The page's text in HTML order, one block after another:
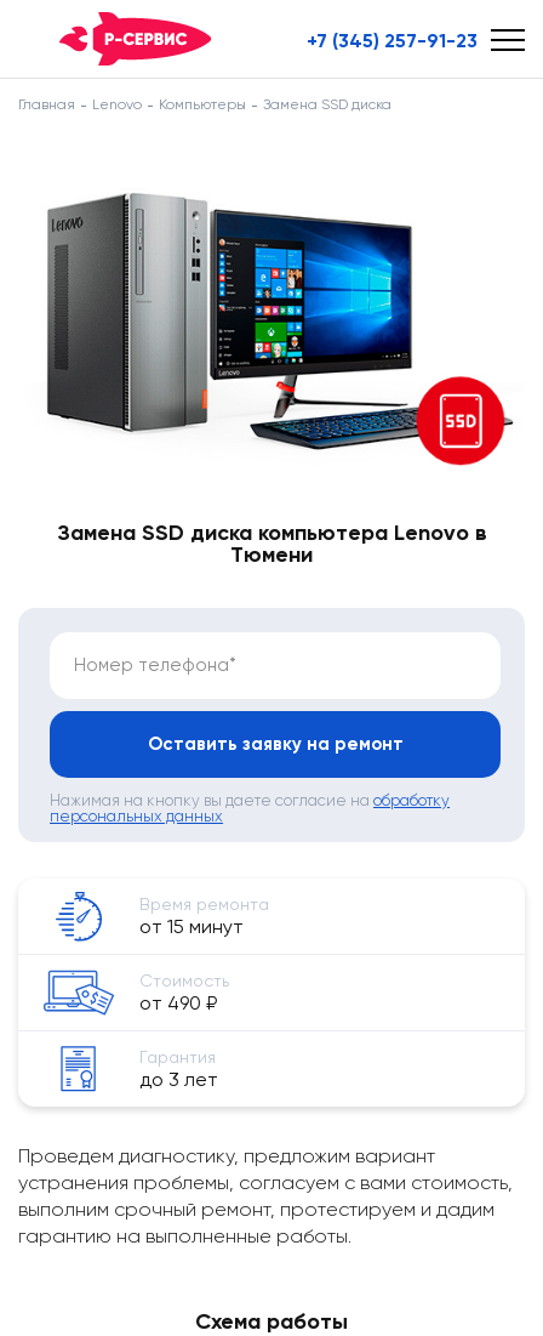
+7 (345) 257-91-23
Главная Lenovo Компьютеры Замена SSD диска
Замена SSD диска компьютера Lenovo в
Тюмени
Номер телефона*
Оставить заявку на ремонт
Нажимая на кнопку вы даете согласие на обработку
персональных данных
Время ремонта
от 15 минут
Стоимость
от 490 ₽
Гарантия
до 3 лет
Проведем диагностику, предложим вариант
устранения проблемы, согласуем с вами стоимость,
выполним срочный ремонт, протестируем и дадим
гарантию на выполненные работы.
Схема работы